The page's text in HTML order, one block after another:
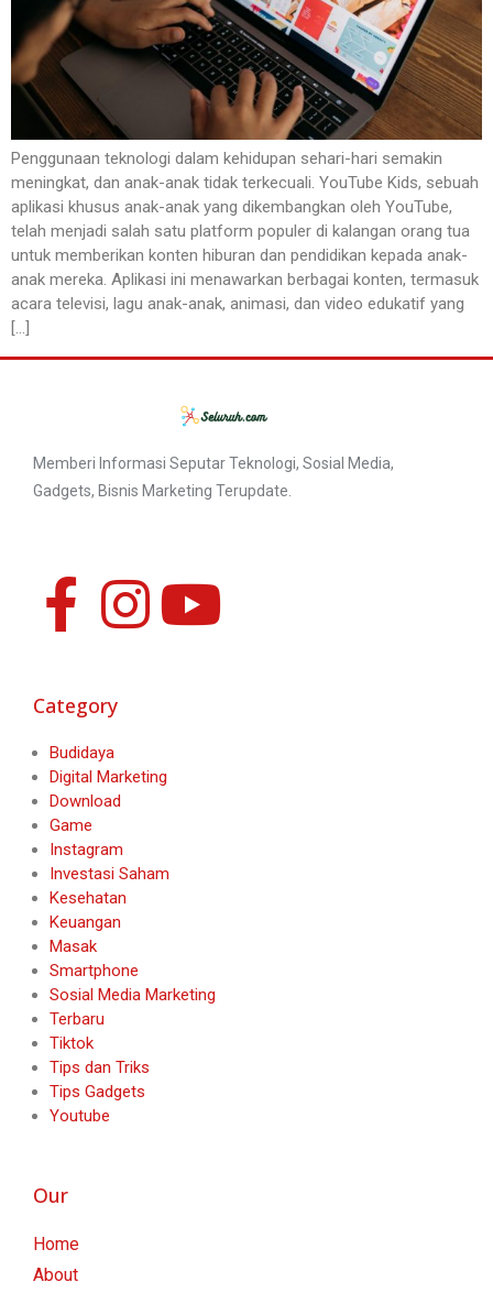
Penggunaan teknologi dalam kehidupan sehari-hari semakin
meningkat, dan anak-anak tidak terkecuali. YouTube Kids, sebuah
aplikasi khusus anak-anak yang dikembangkan oleh YouTube,
telah menjadi salah satu platform populer di kalangan orang tua
untuk memberikan konten hiburan dan pendidikan kepada anak-
anak mereka. Aplikasi ini menawarkan berbagai konten, termasuk
acara televisi, lagu anak-anak, animasi, dan video edukatif yang
[…]
Memberi Informasi Seputar Teknologi, Sosial Media,
Gadgets, Bisnis Marketing Terupdate.
Category
Budidaya
Digital Marketing
Download
Game
Instagram
Investasi Saham
Kesehatan
Keuangan
Masak
Smartphone
Sosial Media Marketing
Terbaru
Tiktok
Tips dan Triks
Tips Gadgets
Youtube
Our
Home
About